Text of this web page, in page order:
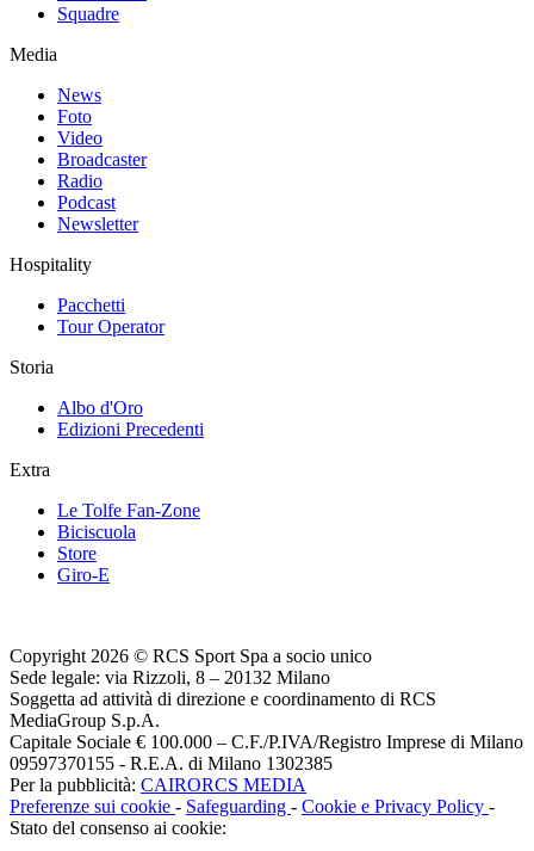
Squadre
Media
News
Foto
Video
Broadcaster
Radio
Podcast
Newsletter
Hospitality
Pacchetti
Tour Operator
Storia
Albo d'Oro
Edizioni Precedenti
Extra
Le Tolfe Fan-Zone
Biciscuola
Store
Giro-E
Copyright 2026 © RCS Sport Spa a socio unico
Sede legale: via Rizzoli, 8 – 20132 Milano
Soggetta ad attività di direzione e coordinamento di RCS
MediaGroup S.p.A.
Capitale Sociale € 100.000 – C.F./P.IVA/Registro Imprese di Milano
09597370155 - R.E.A. di Milano 1302385
Per la pubblicità: CAIRORCS MEDIA
Preferenze sui cookie - Safeguarding - Cookie e Privacy Policy -
Stato del consenso ai cookie: